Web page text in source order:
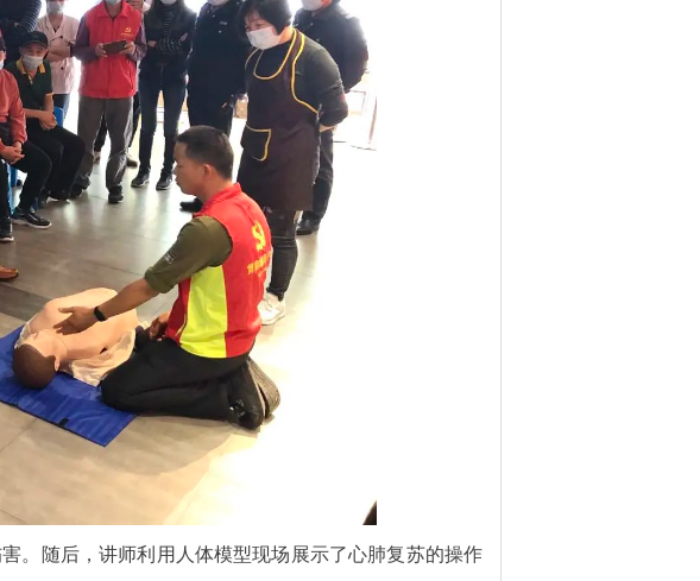
随后，讲师利用人体模型现场展示了心肺复苏的操作